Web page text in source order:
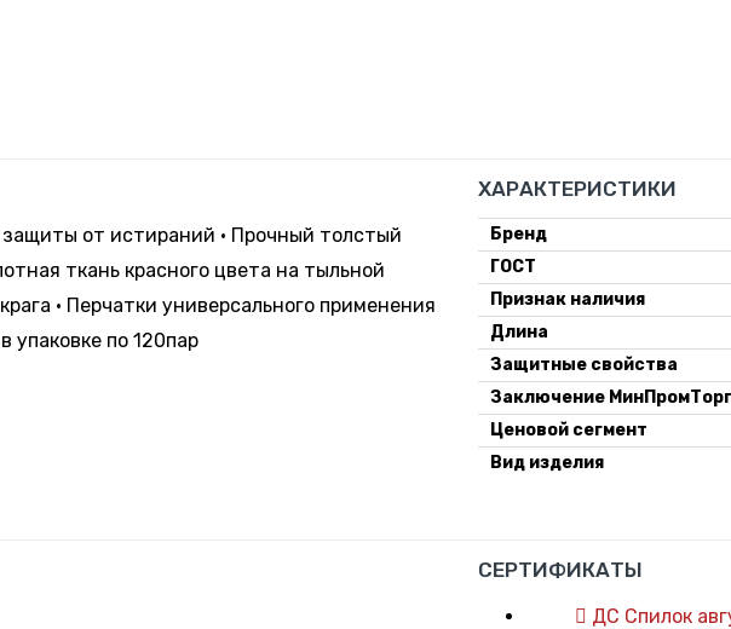
защиты от истираний • Прочный толстый
ткань красного цвета на тыльной
• Перчатки универсального применения
упаковке по 120пар
ХАРАКТЕРИСТИКИ
Бренд
ГОСТ
Признак наличия
Длина
Защитные свойства
Заключение МинПромТорг
Ценовой сегмент
Вид изделия
СЕРТИФИКАТЫ
ДС Спилок